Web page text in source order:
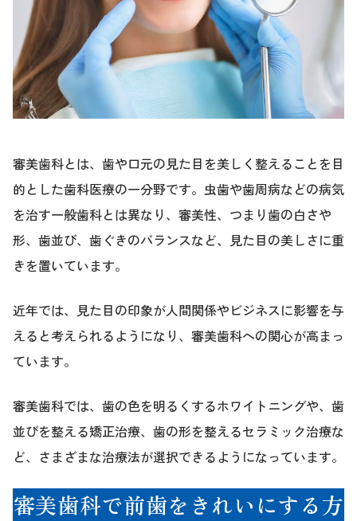
審美歯科とは、歯や口元の見た目を美しく整えることを目
的とした歯科医療の一分野です。虫歯や歯周病などの病気
を治す一般歯科とは異なり、審美性、つまり歯の白さや
形、歯並び、歯ぐきのバランスなど、見た目の美しさに重
きを置いています。
近年では、見た目の印象が人間関係やビジネスに影響を与
えると考えられるようになり、審美歯科への関心が高まっ
ています。
審美歯科では、歯の色を明るくするホワイトニングや、歯
並びを整える矯正治療、歯の形を整えるセラミック治療な
ど、さまざまな治療法が選択できるようになっています。
審美歯科で前歯をきれいにする方